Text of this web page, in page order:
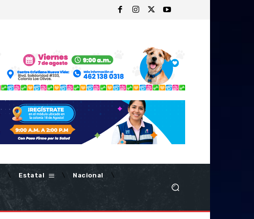
Estatal Nacional